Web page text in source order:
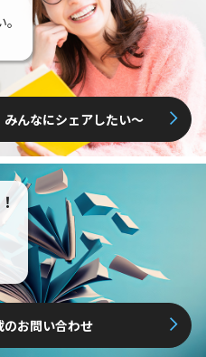
みんなにシェアしたい〜
のお問い合わせ